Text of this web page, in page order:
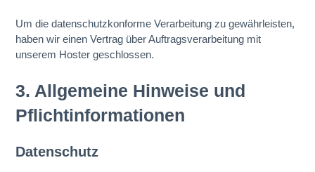
Um die datenschutzkonforme Verarbeitung zu gewährleisten,
haben wir einen Vertrag über Auftragsverarbeitung mit
unserem Hoster geschlossen.
3. Allgemeine Hinweise und
Pflicht­informationen
Datenschutz